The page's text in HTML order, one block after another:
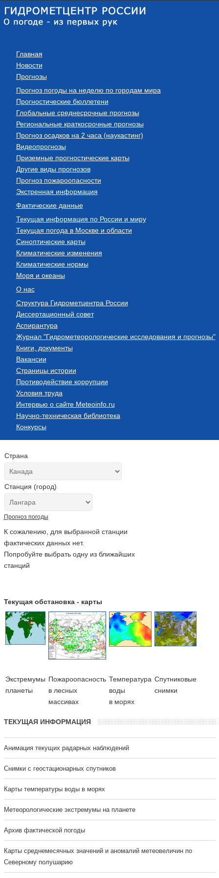
Главная
Новости
Прогнозы
Прогноз погоды на неделю по городам мира
Прогностические бюллетени
Глобальные среднесрочные прогнозы
Региональные краткосрочные прогнозы
Прогноз осадков на 2 часа (наукастинг)
Видеопрогнозы
Приземные прогностические карты
Другие виды прогнозов
Прогноз пожароопасности
Экстренная информация
Фактические данные
Текущая информация по России и миру
Текущая погода в Москве и области
Синоптические карты
Климатические изменения
Климатические нормы
Моря и океаны
О нас
Структура Гидрометцентра России
Диссертационный совет
Аспирантура
Журнал "Гидрометеорологические исследования и прогнозы"
Книги, документы
Вакансии
Страницы истории
Противодействие коррупции
Условия труда
Интервью о сайте Meteoinfo.ru
Научно-техническая библиотека
Конкурсы
Страна
Станция (город)
Прогноз погоды
К сожалению, для выбранной станции
фактических данных нет.
Попробуйте выбрать одну из ближайших
станций
Текущая обстановка - карты
Экстремумы
планеты
Пожароопасность
в лесных
массивах
Температура
воды
в морях
Cпутниковые
снимки
ТЕКУЩАЯ ИНФОРМАЦИЯ
Анимация текущих радарных наблюдений
Cнимки с геостационарных спутников
Карты температуры воды в морях
Метеорологические экстремумы на планете
Архив фактической погоды
Карты среднемесячных значений и аномалий метеовеличин по
Северному полушарию